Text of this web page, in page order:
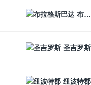
布拉格斯巴达
圣吉罗斯
纽波特郡